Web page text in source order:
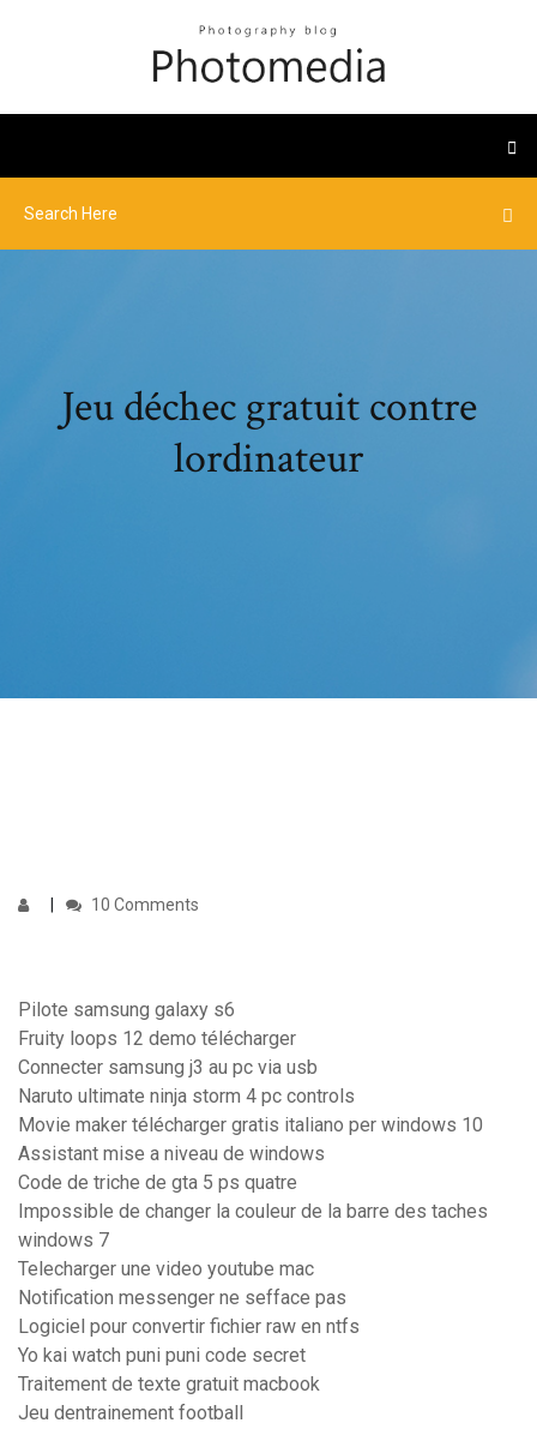
Jeu déchec gratuit contre
lordinateur
10 Comments
Pilote samsung galaxy s6
Fruity loops 12 demo télécharger
Connecter samsung j3 au pc via usb
Naruto ultimate ninja storm 4 pc controls
Movie maker télécharger gratis italiano per windows 10
Assistant mise a niveau de windows
Code de triche de gta 5 ps quatre
Impossible de changer la couleur de la barre des taches
windows 7
Telecharger une video youtube mac
Notification messenger ne sefface pas
Logiciel pour convertir fichier raw en ntfs
Yo kai watch puni puni code secret
Traitement de texte gratuit macbook
Jeu dentrainement football